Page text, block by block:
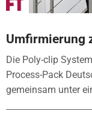
Umfirmierung
Die Poly-clip
Process-Pack
gemeinsam unter